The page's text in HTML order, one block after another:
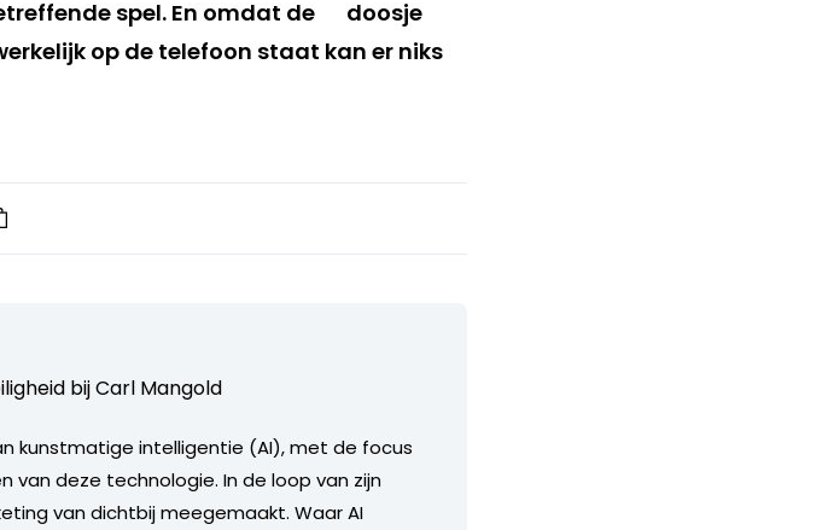
spel. En omdat de
op de telefoon staat kan er niks
bij Carl Mangold
kunstmatige intelligentie (AI), met de focus
deze technologie. In de loop van zijn
van dichtbij meegemaakt. Waar AI